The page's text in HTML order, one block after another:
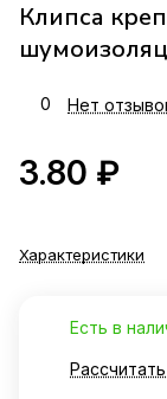
Клипса
0 Нет
3.80 ₽
Характеристики
Есть в